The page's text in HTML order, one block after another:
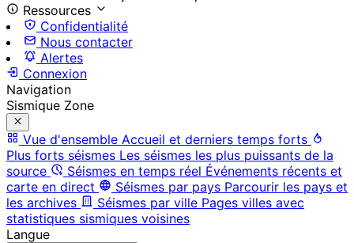
Ressources
Confidentialité
Nous contacter
Alertes
Connexion
Navigation
Sismique Zone
Vue d'ensemble Accueil et derniers temps forts
Plus forts séismes Les séismes les plus puissants de la
source
Séismes en temps réel Événements récents et
carte en direct
Séismes par pays Parcourir les pays et
les archives
Séismes par ville Pages villes avec
statistiques sismiques voisines
Langue